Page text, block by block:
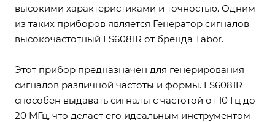
высокими характеристиками и точностью. Одним
из таких приборов является Генератор сигналов
высокочастотный LS6081R от бренда Tabor.
Этот прибор предназначен для генерирования
сигналов различной частоты и формы. LS6081R
способен выдавать сигналы с частотой от 10 Гц до
20 МГц, что делает его идеальным инструментом